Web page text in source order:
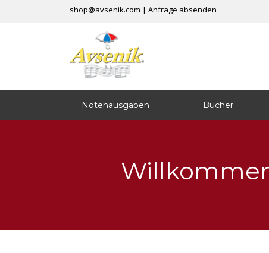
shop@avsenik.com | Anfrage absenden
Notenausgaben Bücher